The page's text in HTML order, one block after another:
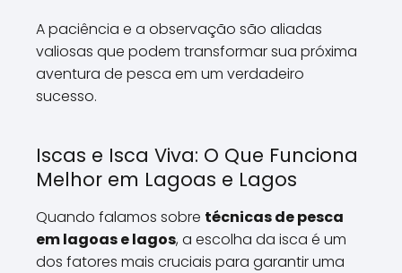
A paciência e a observação são aliadas
valiosas que podem transformar sua próxima
aventura de pesca em um verdadeiro
sucesso.
Iscas e Isca Viva: O Que Funciona
Melhor em Lagoas e Lagos
Quando falamos sobre técnicas de pesca
em lagoas e lagos, a escolha da isca é um
dos fatores mais cruciais para garantir uma